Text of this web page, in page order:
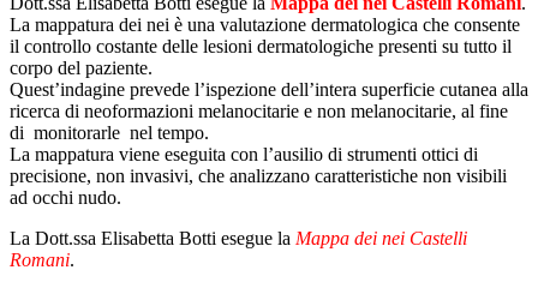
La mappatura dei nei è una valutazione dermatologica che consente
il controllo costante delle lesioni dermatologiche presenti su tutto il
corpo del paziente.
Quest’indagine prevede l’ispezione dell’intera superficie cutanea alla
ricerca di neoformazioni melanocitarie e non melanocitarie, al fine
di monitorarle nel tempo.
La mappatura viene eseguita con l’ausilio di strumenti ottici di
precisione, non invasivi, che analizzano caratteristiche non visibili
ad occhi nudo.
La Dott.ssa Elisabetta Botti esegue la Mappa dei nei Castelli
Romani.